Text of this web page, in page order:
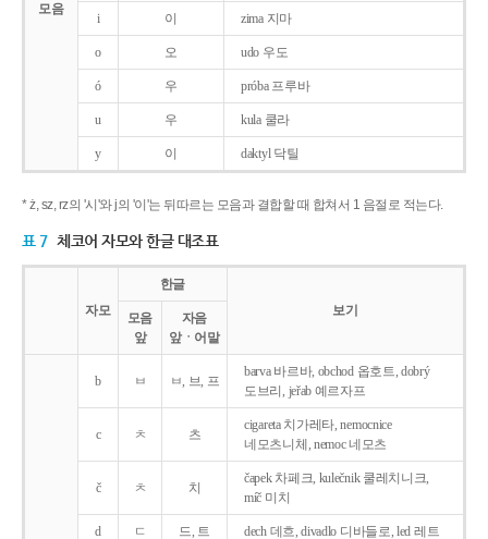
모음
i 이 zima 지마
o 오 udo 우도
ó 우 próba 프루바
u 우 kula 쿨라
y 이 daktyl 닥틸
* ż, sz, rz의 '시'와 j의 '이'는 뒤따르는 모음과 결합할 때 합쳐서 1 음절로 적는다.
표 7 체코어 자모와 한글 대조표
자모
한글
보기
모음
앞
자음
앞ㆍ어말
b ㅂ ㅂ, 브, 프
barva 바르바, obchod 옵호트, dobrý
도브리, jeřab 예르자프
c ㅊ 츠
cigareta 치가레타, nemocnice
네모츠니체, nemoc 네모츠
č ㅊ 치
čapek 차페크, kulečnik 쿨레치니크,
míč 미치
d ㄷ 드, 트 dech 데흐, divadlo 디바들로, led 레트